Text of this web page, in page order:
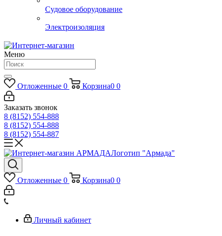
Судовое оборудование
Электроизоляция
Меню
Отложенные 0 Корзина0 0
Заказать звонок
8 (8152) 554-888
8 (8152) 554-888
8 (8152) 554-887
Логотип "Армада"
Отложенные 0 Корзина0 0
Личный кабинет